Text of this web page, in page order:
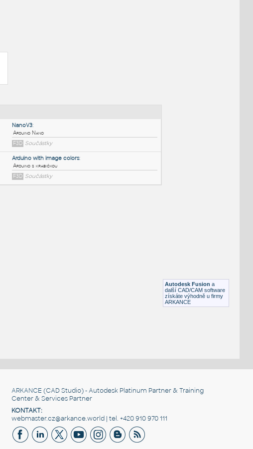
Autodesk Fusion a
další CAD/CAM software
získáte výhodně u firmy
ARKANCE
ARKANCE (CAD Studio) - Autodesk Platinum Partner & Training
Center & Services Partner
KONTAKT:
webmaster.cz@arkance.world | tel. +420 910 970 111